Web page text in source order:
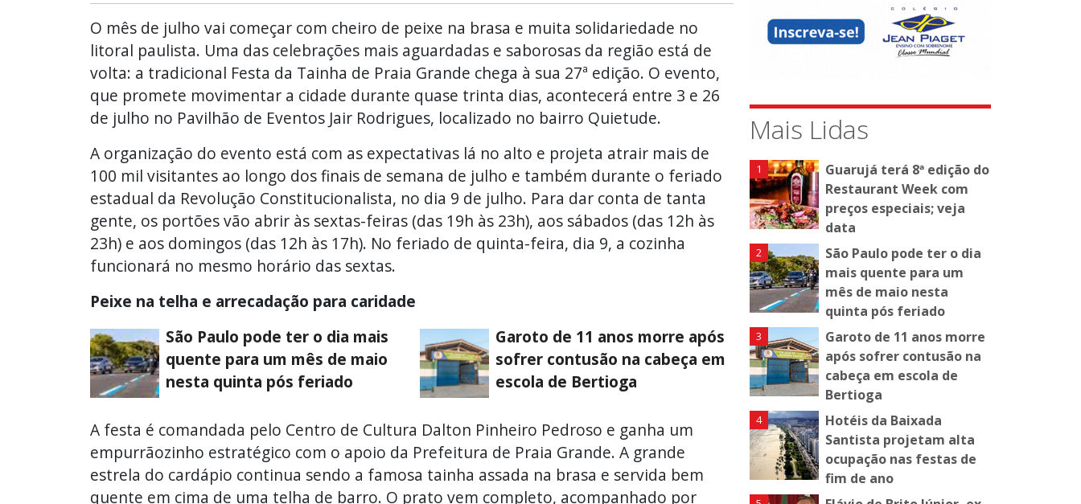
O mês de julho vai começar com cheiro de peixe na brasa e muita solidariedade no
litoral paulista. Uma das celebrações mais aguardadas e saborosas da região está de
volta: a tradicional Festa da Tainha de Praia Grande chega à sua 27ª edição. O evento,
que promete movimentar a cidade durante quase trinta dias, acontecerá entre 3 e 26
de julho no Pavilhão de Eventos Jair Rodrigues, localizado no bairro Quietude.
A organização do evento está com as expectativas lá no alto e projeta atrair mais de
100 mil visitantes ao longo dos finais de semana de julho e também durante o feriado
estadual da Revolução Constitucionalista, no dia 9 de julho. Para dar conta de tanta
gente, os portões vão abrir às sextas-feiras (das 19h às 23h), aos sábados (das 12h às
23h) e aos domingos (das 12h às 17h). No feriado de quinta-feira, dia 9, a cozinha
funcionará no mesmo horário das sextas.
Peixe na telha e arrecadação para caridade
São Paulo pode ter o dia mais
quente para um mês de maio
nesta quinta pós feriado
Garoto de 11 anos morre após
sofrer contusão na cabeça em
escola de Bertioga
A festa é comandada pelo Centro de Cultura Dalton Pinheiro Pedroso e ganha um
empurrãozinho estratégico com o apoio da Prefeitura de Praia Grande. A grande
estrela do cardápio continua sendo a famosa tainha assada na brasa e servida bem
quente em cima de uma telha de barro. O prato vem completo, acompanhado por
Mais Lidas
Guarujá terá 8ª edição do
Restaurant Week com
preços especiais; veja
data
São Paulo pode ter o dia
mais quente para um
mês de maio nesta
quinta pós feriado
Garoto de 11 anos morre
após sofrer contusão na
cabeça em escola de
Bertioga
Hotéis da Baixada
Santista projetam alta
ocupação nas festas de
fim de ano